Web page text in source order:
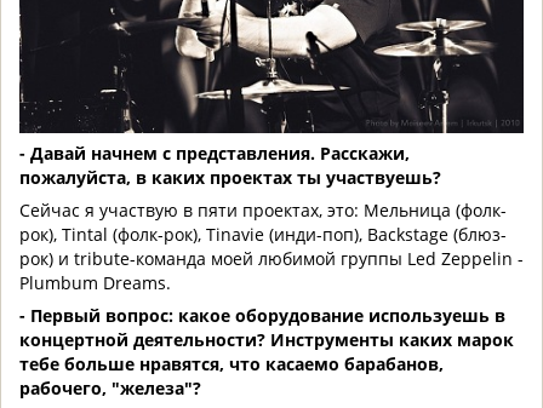
- Давай начнем с представления. Расскажи,
пожалуйста, в каких проектах ты участвуешь?
Сейчас я участвую в пяти проектах, это: Мельница (фолк-
рок), Tintal (фолк-рок), Tinavie (инди-поп), Backstage (блюз-
рок) и tribute-команда моей любимой группы Led Zeppelin -
Plumbum Dreams.
- Первый вопрос: какое оборудование используешь в
концертной деятельности? Инструменты каких марок
тебе больше нравятся, что касаемо барабанов,
рабочего, "железа"?